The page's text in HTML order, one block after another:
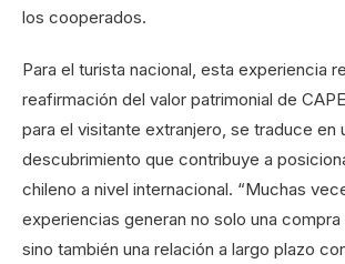
los cooperados.
Para el turista nacional, esta experiencia
reafirmación del valor patrimonial de
para el visitante extranjero, se traduce en
descubrimiento que contribuye a
chileno a nivel internacional. “Muchas
experiencias generan no solo una compra
sino también una relación a largo plazo